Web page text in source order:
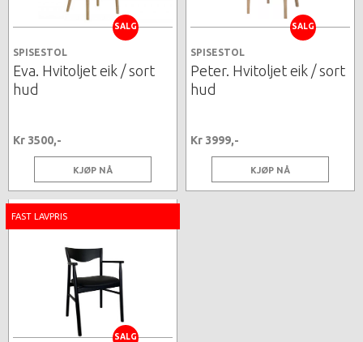
SALG
SPISESTOL
Eva. Hvitoljet eik / sort
hud
Kr 3500,-
KJØP NÅ
SALG
SPISESTOL
Peter. Hvitoljet eik / sort
hud
Kr 3999,-
KJØP NÅ
FAST LAVPRIS
SALG